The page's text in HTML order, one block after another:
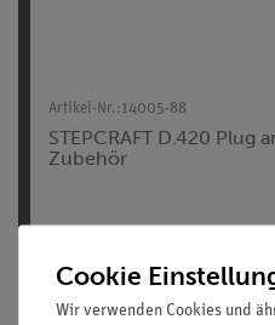
Artikel-Nr.:14005-88
STEPCRAFT D.420 Plug
Zubehör
Cookie
Wir verwenden Cookies und